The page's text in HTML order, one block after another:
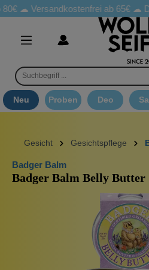
Versandkostenfrei ab 65€☁ Deo
Neu Proben Deo
Gesicht Gesichtspflege
Badger Balm
Badger Balm Belly Butter